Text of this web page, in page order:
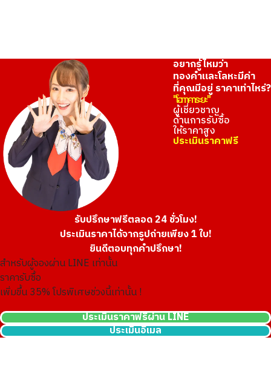
อยากรู้ไหมว่า
ทองคำและโลหะมีค่า
ที่คุณมีอยู่ ราคาเท่าไหร่?
"โอทาคาระยะ"
ผู้เชี่ยวชาญ
ด้านการรับซื้อ
ให้ราคาสูง
ประเมินราคาฟรี
รับปรึกษาฟรีตลอด 24 ชั่วโมง!
ประเมินราคาได้จากรูปถ่ายเพียง 1 ใบ!
ยินดีตอบทุกคำปรึกษา!
สำหรับผู้จองผ่าน LINE เท่านั้น
ราคารับซื้อ
เพิ่มขึ้น35% โปรพิเศษช่วงนี้เท่านั้น !
ประเมินราคาฟรีผ่าน LINE
ประเมินอีเมล